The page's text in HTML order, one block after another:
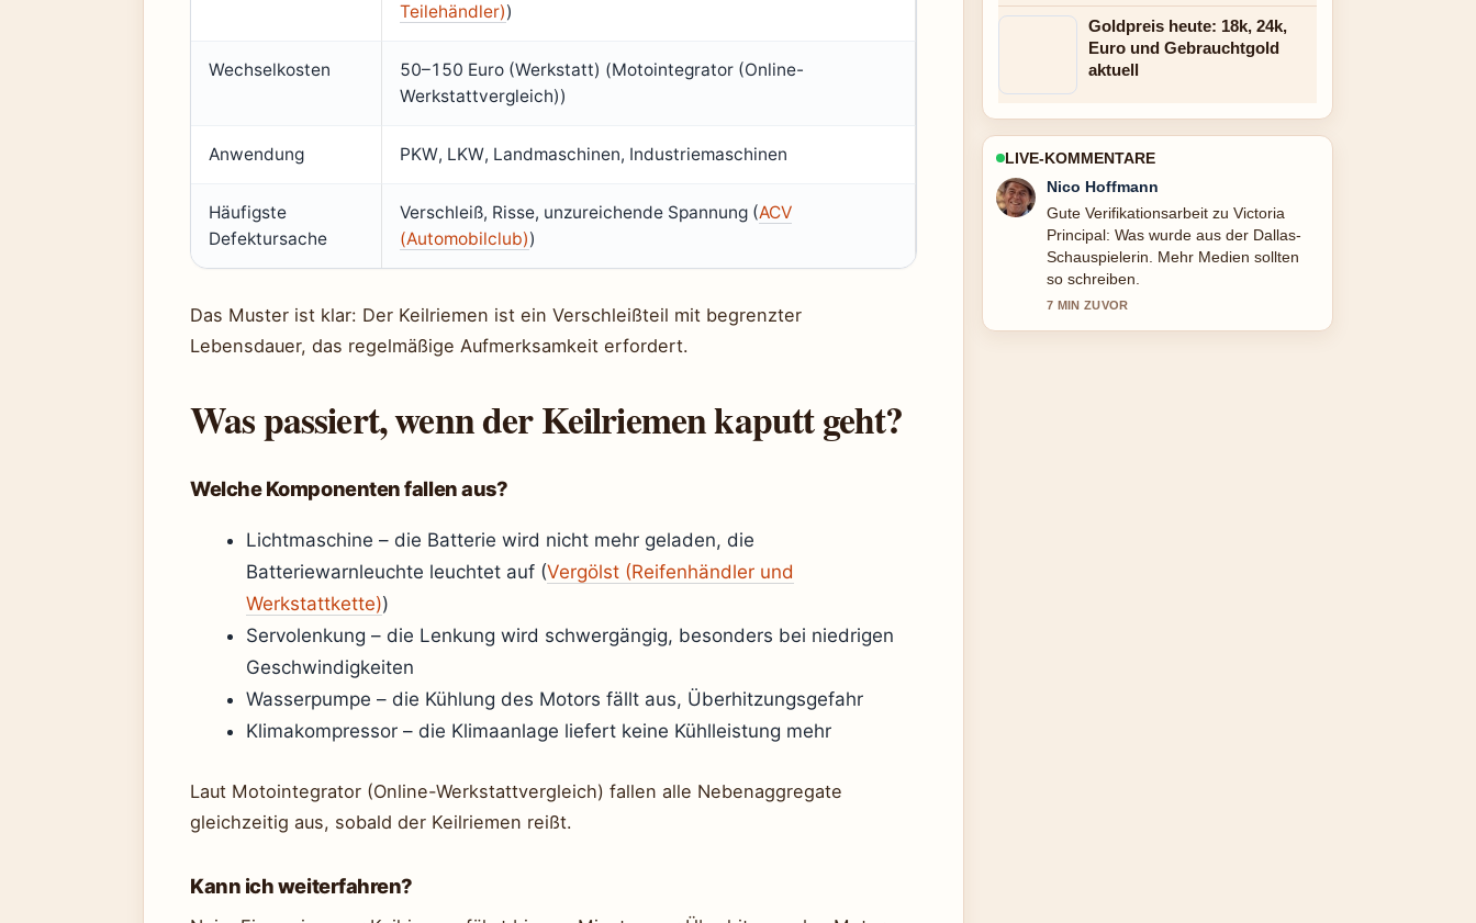
Teilehändler))
Wechselkosten
50–150 Euro (Werkstatt) (Motointegrator (Online-
Werkstattvergleich))
Anwendung PKW, LKW, Landmaschinen, Industriemaschinen
Häufigste
Defektursache
Verschleiß, Risse, unzureichende Spannung (ACV
(Automobilclub))
Das Muster ist klar: Der Keilriemen ist ein Verschleißteil mit begrenzter
Lebensdauer, das regelmäßige Aufmerksamkeit erfordert.
Was passiert, wenn der Keilriemen kaputt geht?
Welche Komponenten fallen aus?
Lichtmaschine – die Batterie wird nicht mehr geladen, die
Batteriewarnleuchte leuchtet auf (Vergölst (Reifenhändler und
Werkstattkette))
Servolenkung – die Lenkung wird schwergängig, besonders bei niedrigen
Geschwindigkeiten
Wasserpumpe – die Kühlung des Motors fällt aus, Überhitzungsgefahr
Klimakompressor – die Klimaanlage liefert keine Kühlleistung mehr
Laut Motointegrator (Online-Werkstattvergleich) fallen alle Nebenaggregate
gleichzeitig aus, sobald der Keilriemen reißt.
Kann ich weiterfahren?
Goldpreis heute: 18k, 24k,
Euro und Gebrauchtgold
aktuell
LIVE-KOMMENTARE
Hannah Weber
Starke Einordnung zu Verkehrsstau:
Was tun bei Stau, Toilettennot und....
Das ist die klarste Zusammenfassung,
die ich heute gesehen habe.
9 MIN ZUVOR